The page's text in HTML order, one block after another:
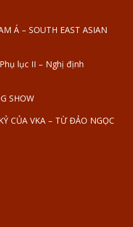
Á – SOUTH EAST ASIAN
lục II – Nghị định
SHOW
CỦA VKA – TỪ ĐẢO NGỌC